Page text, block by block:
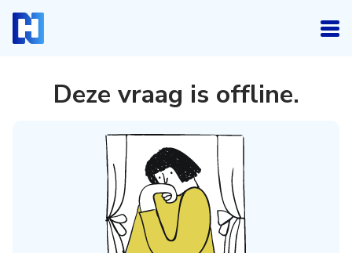
Deze vraag is offline.
Inloggen
Heb je een account? Log dan in.
Login